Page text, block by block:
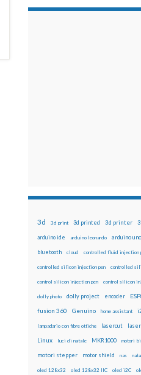
3d 3d print 3d printed 3d printer
arduino ide arduino leonardo arduino uno
bluetooth cloud controlled fluid injection
controlled silicon injection pen controlled
control silicon injection pen control silicon
dolly photo dolly project encoder
fusion 360 Genuino home assistant
lampadario con fibre ottiche lasercut
Linux luci di natale MKR1000 motori
motori stepper motor shield nas
oled 128x32 oled 128x32 IIC oled i2C